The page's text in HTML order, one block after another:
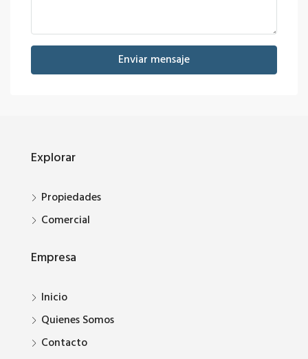
Enviar mensaje
Explorar
Propiedades
Comercial
Empresa
Inicio
Quienes Somos
Contacto